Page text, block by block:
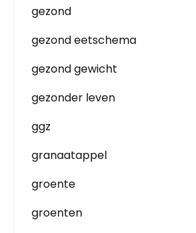
gezond
gezond eetschema
gezond gewicht
gezonder leven
ggz
granaatappel
groente
groenten